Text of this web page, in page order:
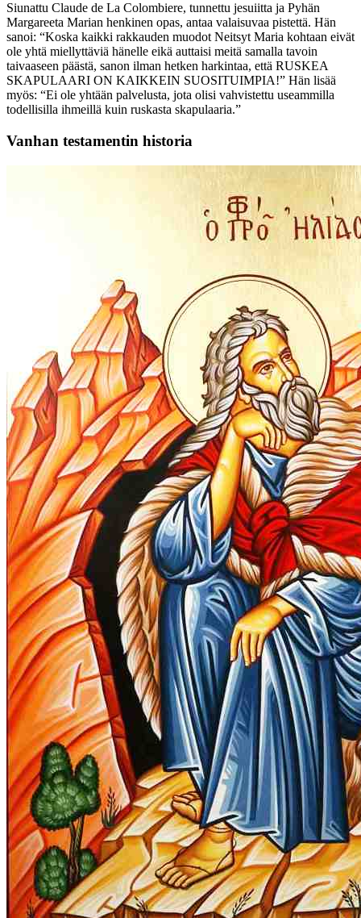
Siunattu Claude de La Colombiere, tunnettu jesuiitta ja Pyhän
Margareeta Marian henkinen opas, antaa valaisuvaa pistettä. Hän
sanoi: “Koska kaikki rakkauden muodot Neitsyt Maria kohtaan eivät
ole yhtä miellyttäviä hänelle eikä auttaisi meitä samalla tavoin
taivaaseen päästä, sanon ilman hetken harkintaa, että RUSKEA
SKAPULAARI ON KAIKKEIN SUOSITUIMPIA!” Hän lisää
myös: “Ei ole yhtään palvelusta, jota olisi vahvistettu useammilla
todellisilla ihmeillä kuin ruskasta skapulaaria.”
Vanhan testamentin historia